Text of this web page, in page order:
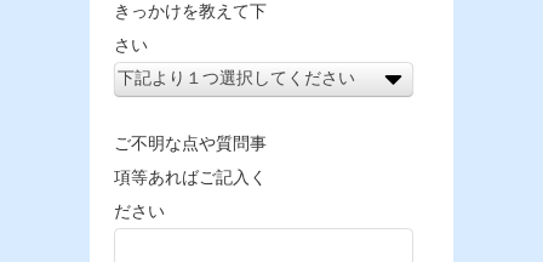
きっかけを教えて下
さい
ご不明な点や質問事
項等あればご記入く
ださい